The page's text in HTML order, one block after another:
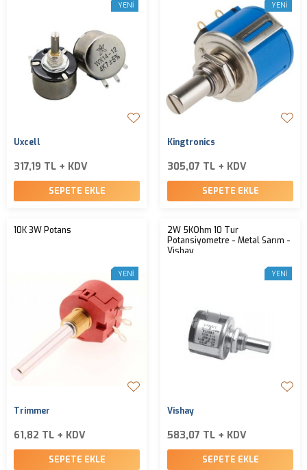
YENI
Uxcell
317,19 TL + KDV
SEPETE EKLE
YENI
Kingtronics
305,07 TL + KDV
SEPETE EKLE
10K 3W Potans
YENI
Trimmer
61,82 TL + KDV
SEPETE EKLE
2W 5KOhm 10 Tur
Potansiyometre - Metal Sarım -
Vishay
YENI
Vishay
583,07 TL + KDV
SEPETE EKLE